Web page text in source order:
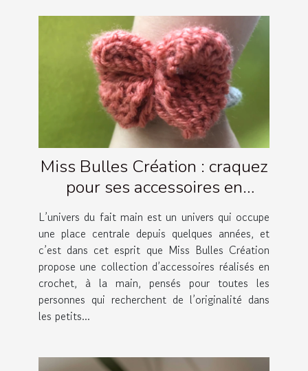
Miss Bulles Création : craquez
pour ses accessoires en
crochet artisanaux !
L’univers du fait main est un univers qui occupe
une place centrale depuis quelques années, et
c’est dans cet esprit que Miss Bulles Création
propose une collection d’accessoires réalisés en
crochet, à la main, pensés pour toutes les
personnes qui recherchent de l’originalité dans
les petits...